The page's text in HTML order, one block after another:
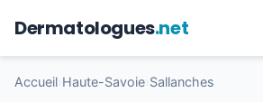
Dermatologues.net
Accueil Haute-Savoie Sallanches